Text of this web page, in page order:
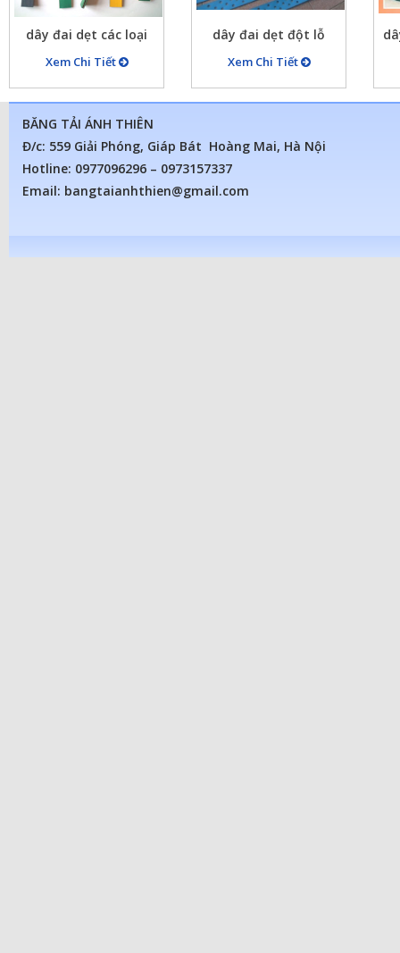
dây đai dẹt các loại
Xem Chi Tiết
dây đai dẹt đột lỗ
Xem Chi Tiết
BĂNG TẢI ÁNH THIÊN
Đ/c: 559 Giải Phóng, Giáp Bát Hoàng Mai, Hà Nội
Hotline: 0977096296 – 0973157337
Email: bangtaianhthien@gmail.com